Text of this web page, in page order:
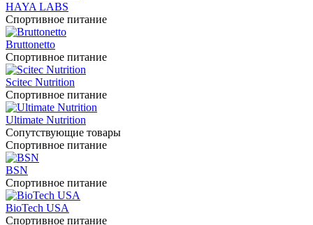
HAYA LABS
Спортивное питание
Bruttonetto
Спортивное питание
Scitec Nutrition
Спортивное питание
Ultimate Nutrition
Сопутствующие товары
Спортивное питание
BSN
Спортивное питание
BioTech USA
Спортивное питание